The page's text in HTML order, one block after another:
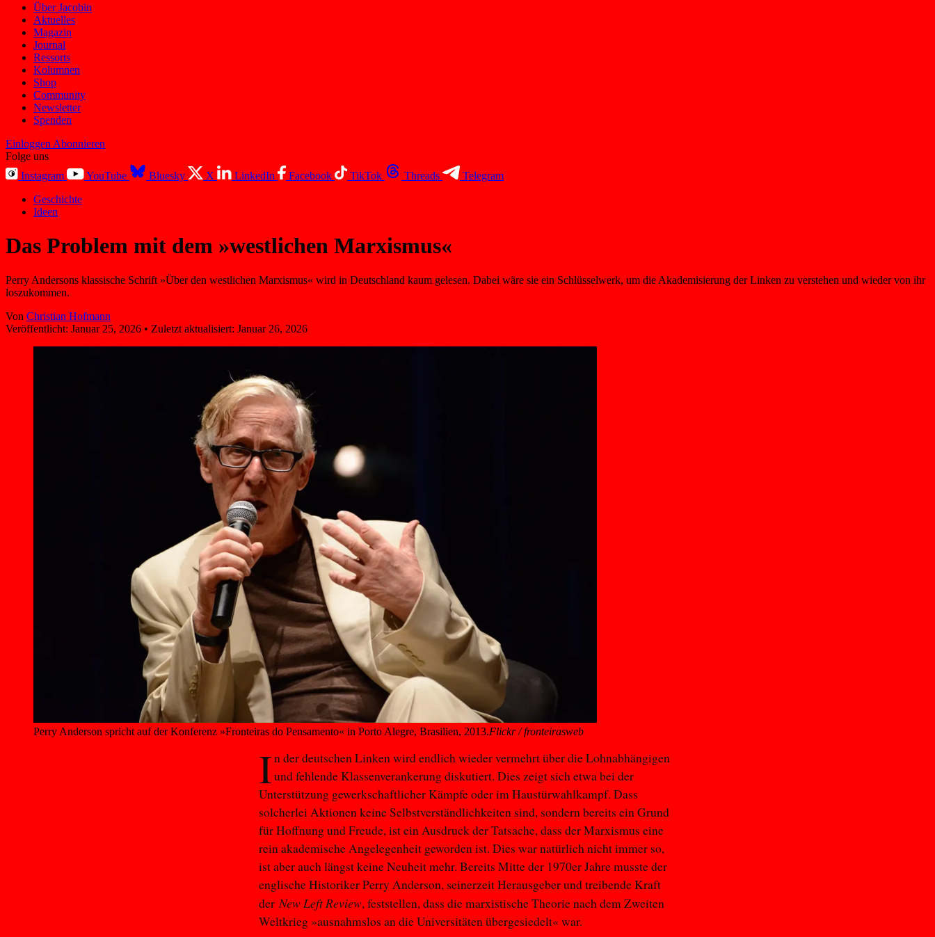
Über Jacobin
Aktuelles
Magazin
Journal
Ressorts
Kolumnen
Shop
Community
Newsletter
Spenden
Einloggen Abonnieren
Folge uns
Instagram
YouTube Bluesky X LinkedIn Facebook TikTok Threads
Telegram
Geschichte
Ideen
Das Problem mit dem »westlichen Marxismus«
Perry Andersons klassische Schrift »Über den westlichen Marxismus« wird in Deutschland kaum gelesen. Dabei wäre sie ein Schlüsselwerk, um die Akademisierung der Linken zu verstehen und wieder von ihr
loszukommen.
Von Christian Hofmann
Veröffentlicht: Januar 25, 2026 • Zuletzt aktualisiert: Januar 26, 2026
Perry Anderson spricht auf der Konferenz »Fronteiras do Pensamento« in Porto Alegre, Brasilien, 2013.Flickr / fronteirasweb
In der deutschen Linken wird endlich wieder vermehrt über die Lohnabhängigen
und fehlende Klassenverankerung diskutiert. Dies zeigt sich etwa bei der
Unterstützung gewerkschaftlicher Kämpfe oder im Haustürwahlkampf. Dass
solcherlei Aktionen keine Selbstverständlichkeiten sind, sondern bereits ein Grund
für Hoffnung und Freude, ist ein Ausdruck der Tatsache, dass der Marxismus eine
rein akademische Angelegenheit geworden ist. Dies war natürlich nicht immer so,
ist aber auch längst keine Neuheit mehr. Bereits Mitte der 1970er Jahre musste der
englische Historiker Perry Anderson, seinerzeit Herausgeber und treibende Kraft
der New Left Review, feststellen, dass die marxistische Theorie nach dem Zweiten
Weltkrieg »ausnahmslos an die Universitäten übergesiedelt« war.